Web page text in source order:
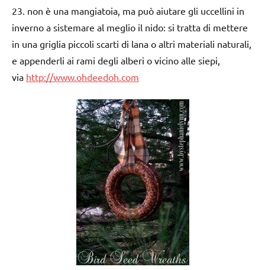
23. non è una mangiatoia, ma può aiutare gli uccellini in
inverno a sistemare al meglio il nido: si tratta di mettere
in una griglia piccoli scarti di lana o altri materiali naturali,
e appenderli ai rami degli alberi o vicino alle siepi,
via http://www.ohdeedoh.com